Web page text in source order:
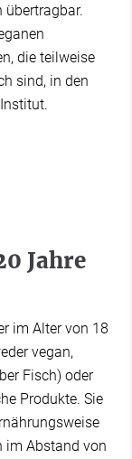
die teilweise
sind, in den
Jahre
im Alter von 18
vegan,
Fisch) oder
Produkte. Sie
im Abstand von